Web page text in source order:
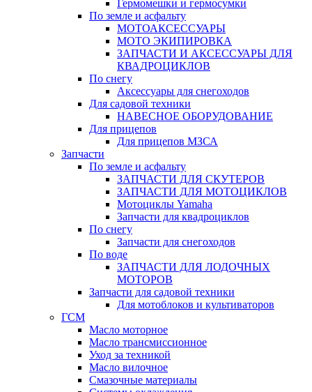
Гермомешки и гермосумки
По земле и асфальту
МОТОАКСЕССУАРЫ
МОТО ЭКИПИРОВКА
ЗАПЧАСТИ И АКСЕССУАРЫ ДЛЯ
КВАДРОЦИКЛОВ
По снегу
Аксессуары для снегоходов
Для садовой техники
НАВЕСНОЕ ОБОРУДОВАНИЕ
Для прицепов
Для прицепов МЗСА
Запчасти
По земле и асфальту
ЗАПЧАСТИ ДЛЯ СКУТЕРОВ
ЗАПЧАСТИ ДЛЯ МОТОЦИКЛОВ
Мотоциклы Yamaha
Запчасти для квадроциклов
По снегу
Запчасти для снегоходов
По воде
ЗАПЧАСТИ ДЛЯ ЛОДОЧНЫХ
МОТОРОВ
Запчасти для садовой техники
Для мотоблоков и культиваторов
ГСМ
Масло моторное
Масло трансмиссионное
Уход за техникой
Масло вилочное
Смазочные материалы